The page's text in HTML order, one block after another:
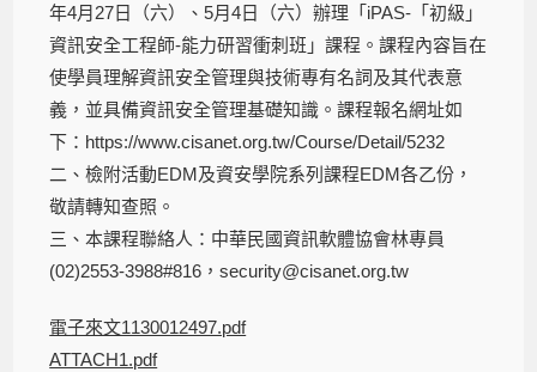
年4月27日（六）、5月4日（六）辦理「iPAS-「初級」
資訊安全工程師-能力研習衝刺班」課程。課程內容旨在
使學員理解資訊安全管理與技術專有名詞及其代表意
義，並具備資訊安全管理基礎知識。課程報名網址如
下：https://www.cisanet.org.tw/Course/Detail/5232
二、檢附活動EDM及資安學院系列課程EDM各乙份，
敬請轉知查照。
三、本課程聯絡人：中華民國資訊軟體協會林專員
(02)2553-3988#816，security@cisanet.org.tw
電子來文1130012497.pdf
ATTACH1.pdf